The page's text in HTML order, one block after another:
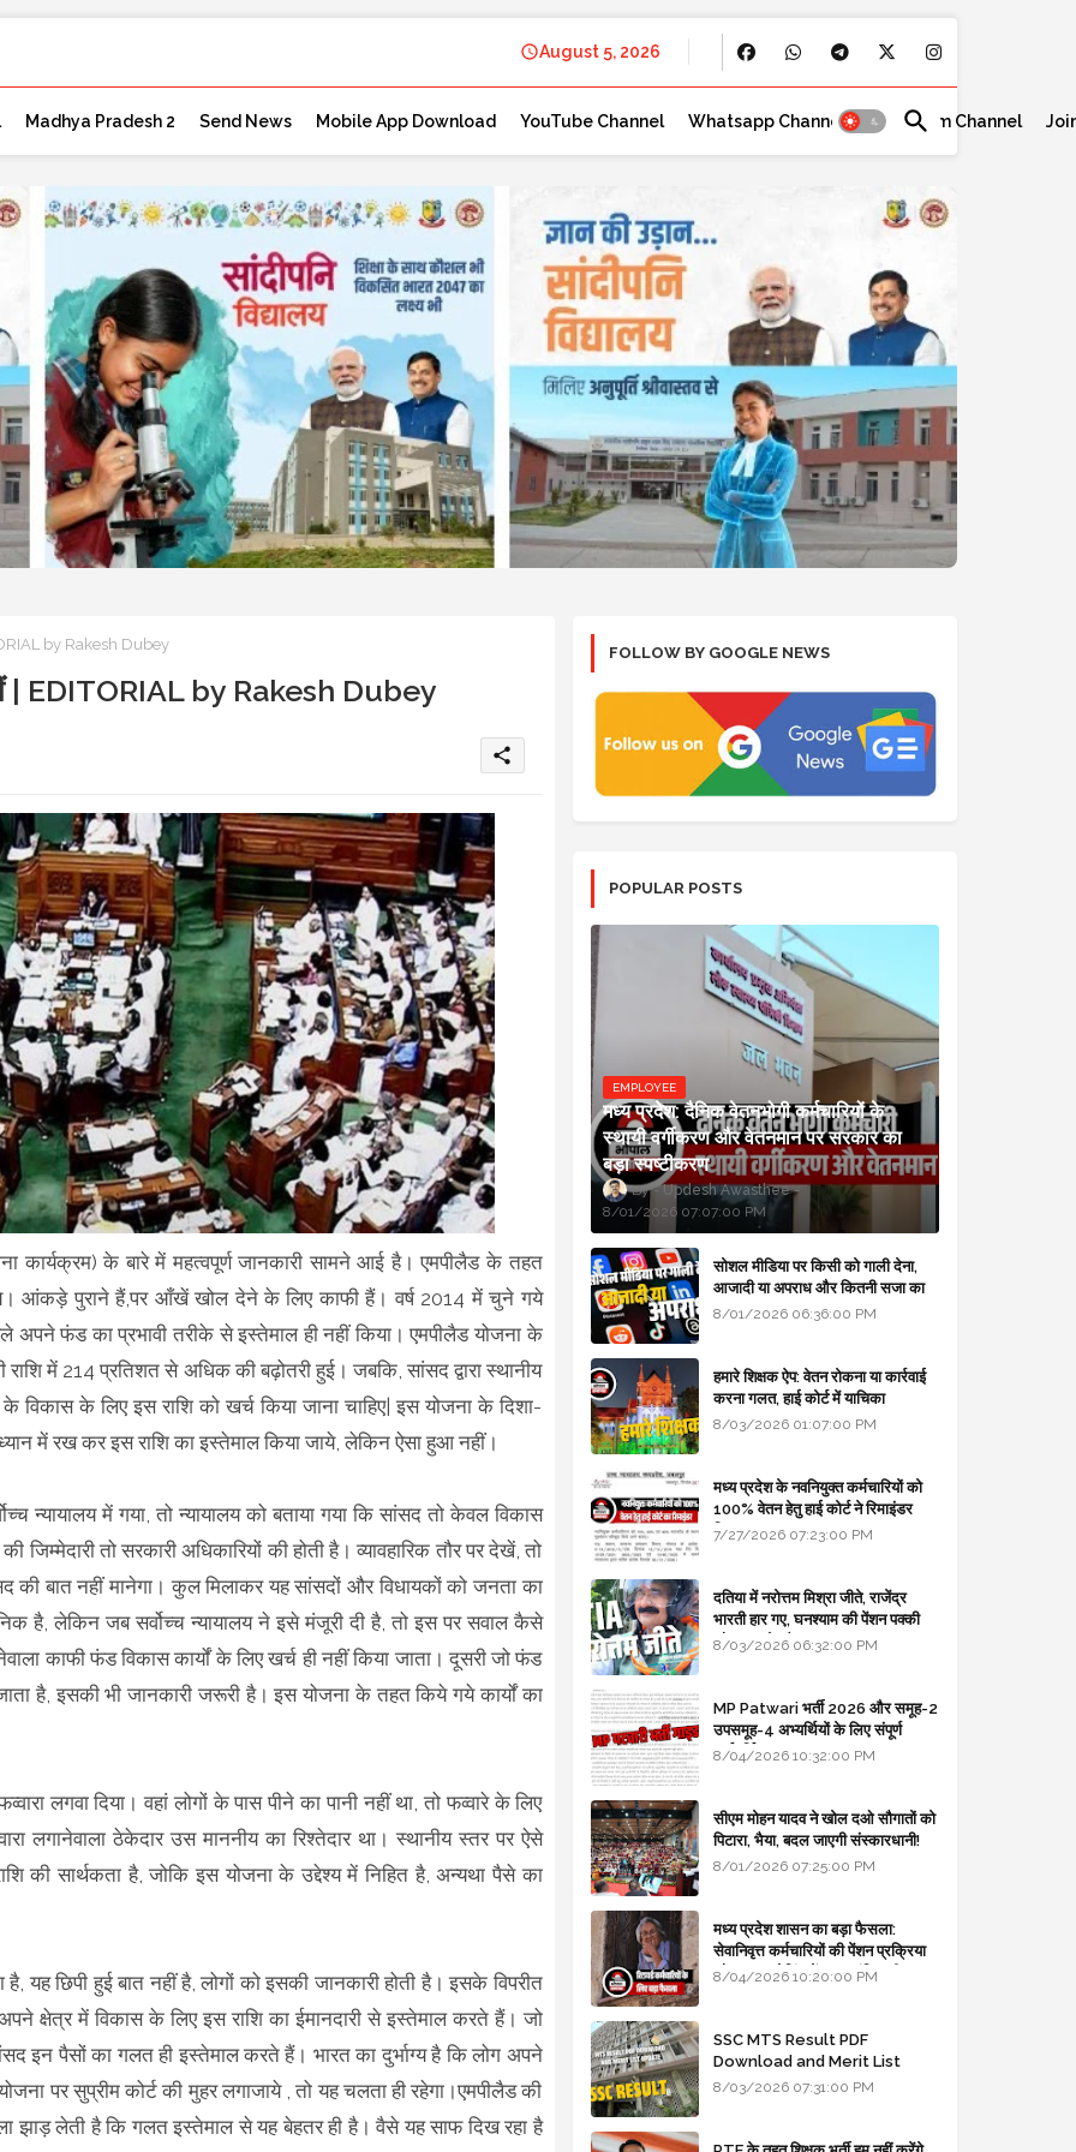
August 5, 2026
Madhya Pradesh 2 Send News Mobile App Download YouTube Channel Whatsapp Channel Telegram Channel
by Rakesh Dubey
| EDITORIAL by Rakesh Dubey
share
कार्यक्रम) के बारे में महत्वपूर्ण जानकारी सामने आई है। एमपीलैड के तहत
आंकड़े पुराने हैं,पर आँखें खोल देने के लिए काफी हैं। वर्ष 2014 में चुने गये
फंड का प्रभावी तरीके से इस्तेमाल ही नहीं किया। एमपीलैड योजना के
में 214 प्रतिशत से अधिक की बढ़ोतरी हुई। जबकि, सांसद द्वारा स्थानीय
विकास के लिए इस राशि को खर्च किया जाना चाहिए| इस योजना के दिशा-
में रख कर इस राशि का इस्तेमाल किया जाये, लेकिन ऐसा हुआ नहीं।
न्यायालय में गया, तो न्यायालय को बताया गया कि सांसद तो केवल विकास
तो सरकारी अधिकारियों की होती है। व्यावहारिक तौर पर देखें, तो
बात नहीं मानेगा। कुल मिलाकर यह सांसदों और विधायकों को जनता का
है, लेकिन जब सर्वोच्च न्यायालय ने इसे मंजूरी दी है, तो इस पर सवाल कैसे
काफी फंड विकास कार्यों के लिए खर्च ही नहीं किया जाता। दूसरी जो फंड
है, इसकी भी जानकारी जरूरी है। इस योजना के तहत किये गये कार्यों का
लगवा दिया। वहां लोगों के पास पीने का पानी नहीं था, तो फव्वारे के लिए
लगानेवाला ठेकेदार उस माननीय का रिश्तेदार था। स्थानीय स्तर पर ऐसे
की सार्थकता है, जोकि इस योजना के उद्देश्य में निहित है, अन्यथा पैसे का
यह छिपी हुई बात नहीं है, लोगों को इसकी जानकारी होती है। इसके विपरीत
क्षेत्र में विकास के लिए इस राशि का ईमानदारी से इस्तेमाल करते हैं। जो
इन पैसों का गलत ही इस्तेमाल करते हैं। भारत का दुर्भाग्य है कि लोग अपने
पर सुप्रीम कोर्ट की मुहर लगाजाये , तो यह चलता ही रहेगा।एमपीलैड की
झाड़ लेती है कि गलत इस्तेमाल से यह बेहतर ही है। वैसे यह साफ दिख रहा है
FOLLOW BY GOOGLE NEWS
POPULAR POSTS
EMPLOYEE
मध्य प्रदेश: दैनिक वेतनभोगी कर्मचारियों के
स्थायी वर्गीकरण और वेतनमान पर सरकार का
बड़ा स्पष्टीकरण
Updesh Awasthee
8/01/2026 07:07:00 PM
सोशल मीडिया पर किसी को गाली देना,
आजादी या अपराध और कितनी सजा का
प्रावधान - free legal advice
8/01/2026 06:36:00 PM
हमारे शिक्षक ऐप: वेतन रोकना या कार्रवाई
करना गलत, हाई कोर्ट में याचिका
8/03/2026 01:07:00 PM
मध्य प्रदेश के नवनियुक्त कर्मचारियों को
100% वेतन हेतु हाई कोर्ट ने रिमाइंडर
लिखा
7/27/2026 07:23:00 PM
दतिया में नरोत्तम मिश्रा जीते, राजेंद्र
भारती हार गए, घनश्याम की पेंशन पक्की
और आशुतोष बैक टू...
8/03/2026 06:32:00 PM
MP Patwari भर्ती 2026 और समूह-2
उपसमूह-4 अभ्यर्थियों के लिए संपूर्ण
मार्गदर्शिका
8/04/2026 10:32:00 PM
सीएम मोहन यादव ने खोल दओ सौगातों को
पिटारा, भैया, बदल जाएगी संस्कारधानी!
8/01/2026 07:25:00 PM
मध्य प्रदेश शासन का बड़ा फैसला:
सेवानिवृत्त कर्मचारियों की पेंशन प्रक्रिया
और बजट कोडिंग में हुए क्रांतिकारी
8/04/2026 10:20:00 PM
SSC MTS Result PDF
Download and Merit List
Update
8/03/2026 07:31:00 PM